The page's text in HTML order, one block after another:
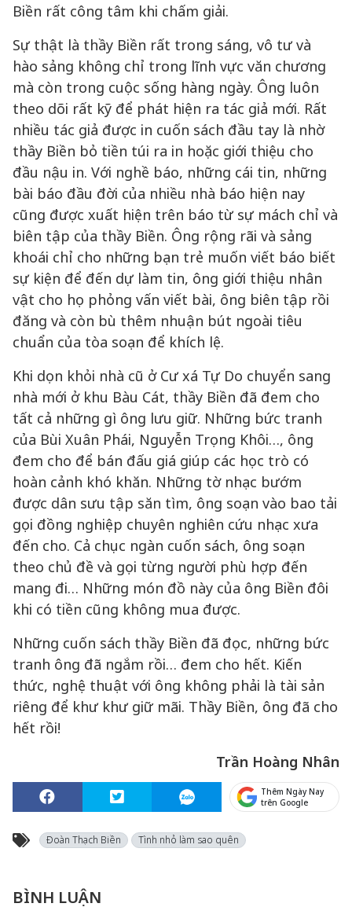
Biền rất công tâm khi chấm giải.
Sự thật là thầy Biền rất trong sáng, vô tư và
hào sảng không chỉ trong lĩnh vực văn chương
mà còn trong cuộc sống hàng ngày. Ông luôn
theo dõi rất kỹ để phát hiện ra tác giả mới. Rất
nhiều tác giả được in cuốn sách đầu tay là nhờ
thầy Biền bỏ tiền túi ra in hoặc giới thiệu cho
đầu nậu in. Với nghề báo, những cái tin, những
bài báo đầu đời của nhiều nhà báo hiện nay
cũng được xuất hiện trên báo từ sự mách chỉ và
biên tập của thầy Biền. Ông rộng rãi và sảng
khoái chỉ cho những bạn trẻ muốn viết báo biết
sự kiện để đến dự làm tin, ông giới thiệu nhân
vật cho họ phỏng vấn viết bài, ông biên tập rồi
đăng và còn bù thêm nhuận bút ngoài tiêu
chuẩn của tòa soạn để khích lệ.
Khi dọn khỏi nhà cũ ở Cư xá Tự Do chuyển sang
nhà mới ở khu Bàu Cát, thầy Biền đã đem cho
tất cả những gì ông lưu giữ. Những bức tranh
của Bùi Xuân Phái, Nguyễn Trọng Khôi…, ông
đem cho để bán đấu giá giúp các học trò có
hoàn cảnh khó khăn. Những tờ nhạc bướm
được dân sưu tập săn tìm, ông soạn vào bao tải
gọi đồng nghiệp chuyên nghiên cứu nhạc xưa
đến cho. Cả chục ngàn cuốn sách, ông soạn
theo chủ đề và gọi từng người phù hợp đến
mang đi… Những món đồ này của ông Biền đôi
khi có tiền cũng không mua được.
Những cuốn sách thầy Biền đã đọc, những bức
tranh ông đã ngắm rồi… đem cho hết. Kiến
thức, nghệ thuật với ông không phải là tài sản
riêng để khư khư giữ mãi. Thầy Biền, ông đã cho
hết rồi!
Trần Hoàng Nhân
Thêm Ngày Nay
trên Google
Đoàn Thạch Biền Tình nhỏ làm sao quên
BÌNH LUẬN